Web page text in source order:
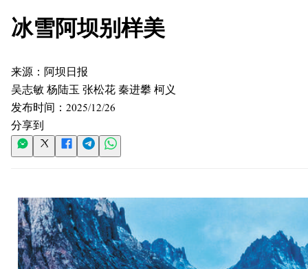
冰雪阿坝别样美
来源： 阿坝日报
吴志敏 杨陆玉 张松花 秦进攀 柯义
发布时间： 2025/12/26
分享到